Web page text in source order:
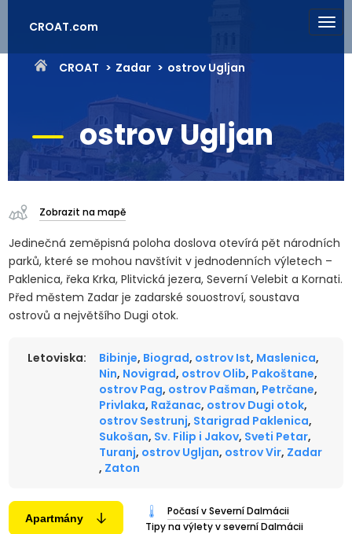
CROAT.com
CROAT Zadar ostrov Ugljan
ostrov Ugljan
Zobrazit na mapě
Jedinečná zeměpisná poloha doslova otevírá pět národních
parků, které se mohou navštívit v jednodenních výletech –
Paklenica, řeka Krka, Plitvická jezera, Severní Velebit a Kornati.
Před městem Zadar je zadarské souostroví, soustava
ostrovů a největšího Dugi otok.
Letoviska: Bibinje, Biograd, ostrov Ist, Maslenica,
Nin, Novigrad, ostrov Olib, Pakoštane,
ostrov Pag, ostrov Pašman, Petrčane,
Privlaka, Ražanac, ostrov Dugi otok,
ostrov Sestrunj, Starigrad Paklenica,
Sukošan, Sv. Filip i Jakov, Sveti Petar,
Turanj, ostrov Ugljan, ostrov Vir, Zadar
, Zaton
Apartmány
Počasí v Severní Dalmácii
Tipy na výlety v severní Dalmácii